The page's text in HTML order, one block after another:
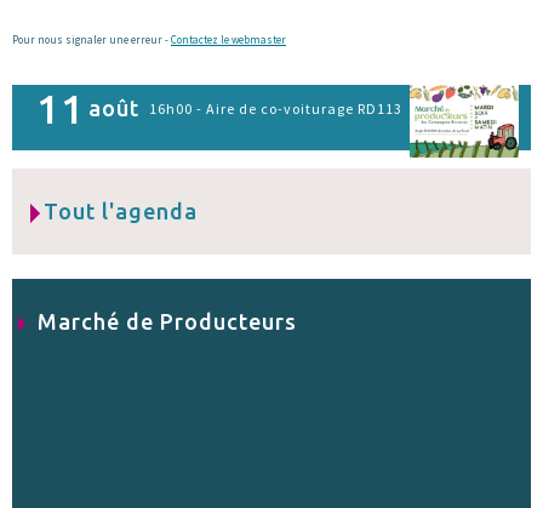
Pour nous signaler une erreur -Contactez le webmaster
11 août 16h00 - Aire de co-voiturage RD113
Tout l'agenda
Marché de Producteurs